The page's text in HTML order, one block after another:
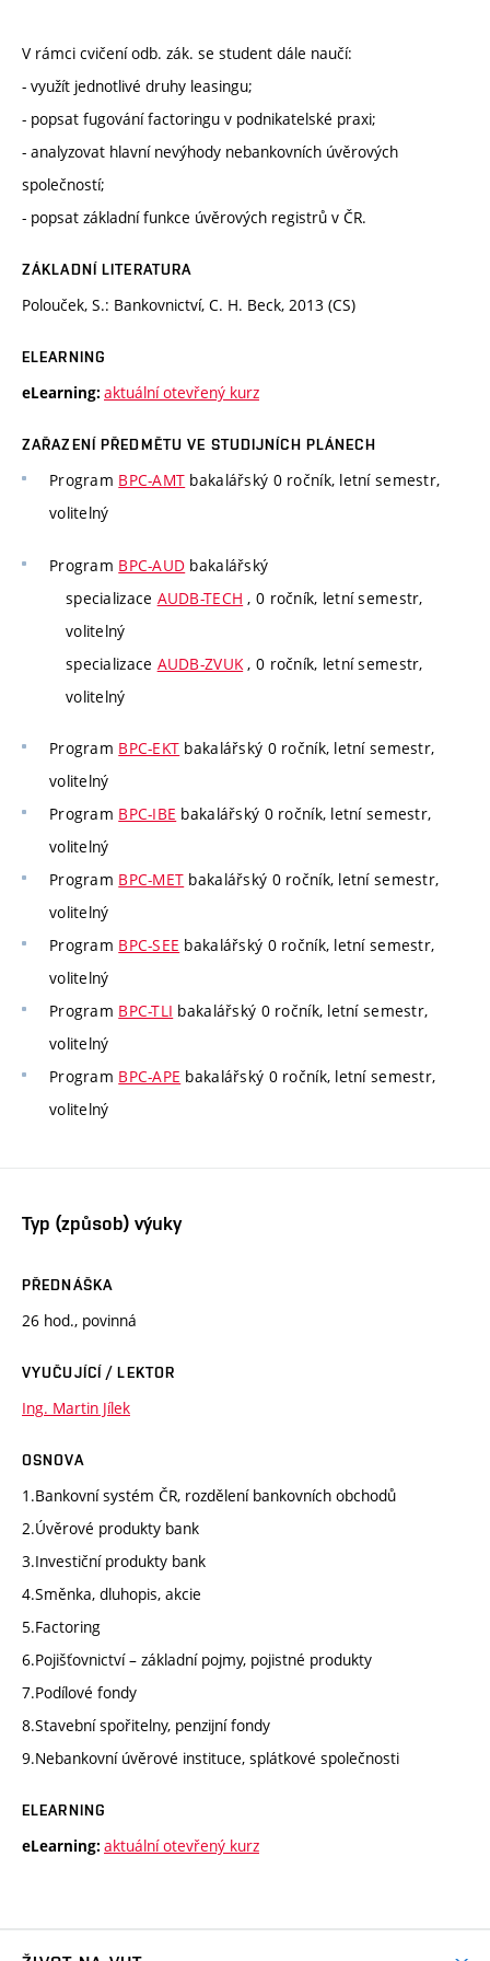
V rámci cvičení odb. zák. se student dále naučí:
- využít jednotlivé druhy leasingu;
- popsat fugování factoringu v podnikatelské praxi;
- analyzovat hlavní nevýhody nebankovních úvěrových
společností;
- popsat základní funkce úvěrových registrů v ČR.
ZÁKLADNÍ LITERATURA
Polouček, S.: Bankovnictví, C. H. Beck, 2013 (CS)
ELEARNING
eLearning: aktuální otevřený kurz
ZAŘAZENÍ PŘEDMĚTU VE STUDIJNÍCH PLÁNECH
Program BPC-AMT bakalářský 0 ročník, letní semestr,
volitelný
Program BPC-AUD bakalářský
specializace AUDB-TECH , 0 ročník, letní semestr,
volitelný
specializace AUDB-ZVUK , 0 ročník, letní semestr,
volitelný
Program BPC-EKT bakalářský 0 ročník, letní semestr,
volitelný
Program BPC-IBE bakalářský 0 ročník, letní semestr,
volitelný
Program BPC-MET bakalářský 0 ročník, letní semestr,
volitelný
Program BPC-SEE bakalářský 0 ročník, letní semestr,
volitelný
Program BPC-TLI bakalářský 0 ročník, letní semestr,
volitelný
Program BPC-APE bakalářský 0 ročník, letní semestr,
volitelný
Typ (způsob) výuky
PŘEDNÁŠKA
26 hod., povinná
VYUČUJÍCÍ / LEKTOR
Ing. Martin Jílek
OSNOVA
1.Bankovní systém ČR, rozdělení bankovních obchodů
2.Úvěrové produkty bank
3.Investiční produkty bank
4.Směnka, dluhopis, akcie
5.Factoring
6.Pojišťovnictví – základní pojmy, pojistné produkty
7.Podílové fondy
8.Stavební spořitelny, penzijní fondy
9.Nebankovní úvěrové instituce, splátkové společnosti
ELEARNING
eLearning: aktuální otevřený kurz